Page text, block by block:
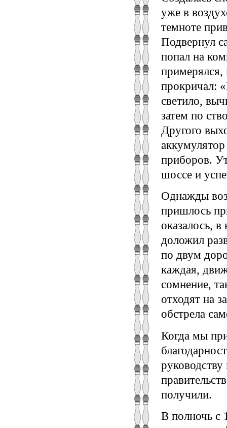
уже в
темноте
Подвернул
попал на
примерялся,
прокричал:
светило,
затем по
Другого
приборов.
шоссе и
Однажды
пришлось
оказалось,
доложил
по двум
каждая,
сомнение,
отходят на
обстрела
Когда мы
руководству
получили.
В полночь с